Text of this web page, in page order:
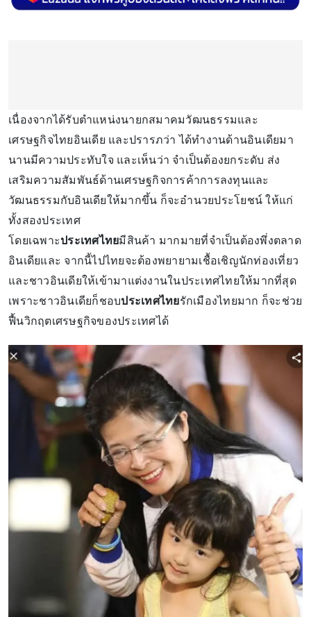
เนื่องจากได้รับตำแหน่งนายกสมาคมวัฒนธรรมและ
เศรษฐกิจไทยอินเดีย และปรารภว่า ได้ทำงานด้านอินเดียมา
นานมีความประทับใจ และเห็นว่า จำเป็นต้องยกระดับ ส่ง
เสริมความสัมพันธ์ด้านเศรษฐกิจการค้าการลงทุนและ
วัฒนธรรมกับอินเดียให้มากขึ้น ก็จะอำนวยประโยชน์ ให้แก่
ทั้งสองประเทศ
โดยเฉพาะประเทศไทยมีสินค้า มากมายที่จำเป็นต้องพึ่งตลาด
อินเดียและ จากนี้ไปไทยจะต้องพยายามเชื้อเชิญนักท่องเที่ยว
และชาวอินเดียให้เข้ามาแต่งงานในประเทศไทยให้มากที่สุด
เพราะชาวอินเดียก็ชอบประเทศไทยรักเมืองไทยมาก ก็จะช่วย
ฟื้นวิกฤตเศรษฐกิจของประเทศได้